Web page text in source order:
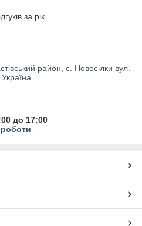
за рік
район, с. Новосілки вул.
до 17:00